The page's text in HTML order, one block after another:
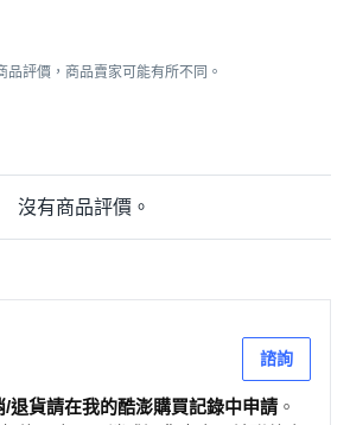
評價，商品賣家可能有所不同。
沒有商品評價。
諮詢
/退貨請在我的酷澎購買記錄中申請 。